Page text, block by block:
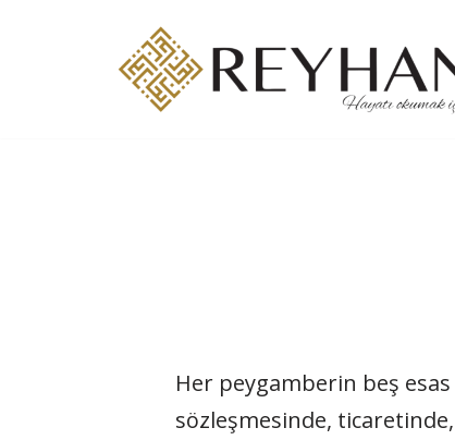
Her peygamberin beş
sözleşmesinde,